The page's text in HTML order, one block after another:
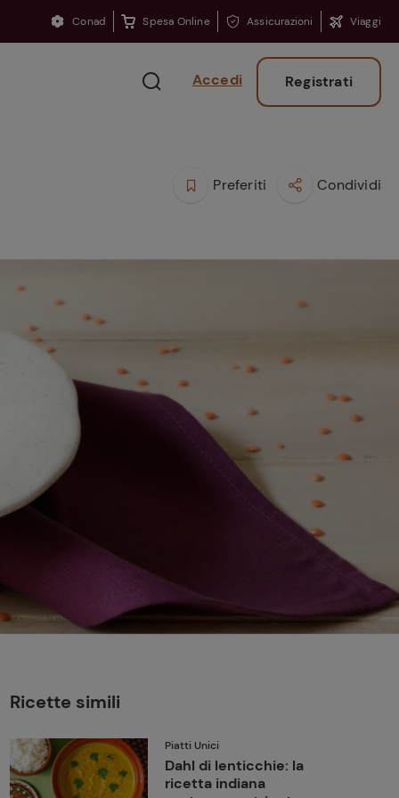
Conad Spesa Online Assicurazioni Viaggi
Accedi Registrati
Finferli, animelle e
salsa ai frutti rossi
Come affumicare:
legna ed erbe da
Ritorno sui banchi?
Consigli per ritrovare
la concentrazione
perduta
Preferiti Condividi
Ricette simili
Piatti Unici
Dahl di lenticchie: la
ricetta indiana